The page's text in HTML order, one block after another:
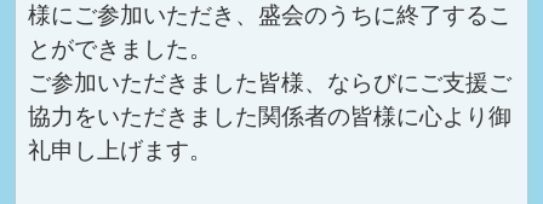
様にご参加いただき、盛会のうちに終了するこ
とができました。
ご参加いただきました皆様、ならびにご支援ご
協力をいただきました関係者の皆様に心より御
礼申し上げます。